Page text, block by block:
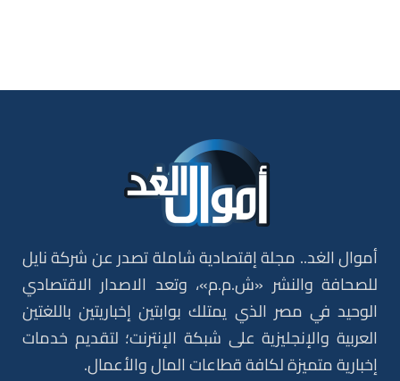
أموال الغد.. مجلة إقتصادية شاملة تصدر عن شركة نايل
للصحافة والنشر «ش.م.م»، وتعد الاصدار الاقتصادي
الوحيد في مصر الذي يمتلك بوابتين إخباريتين باللغتين
العربية والإنجليزية على شبكة الإنترنت؛ لتقديم خدمات
إخبارية متميزة لكافة قطاعات المال والأعمال.